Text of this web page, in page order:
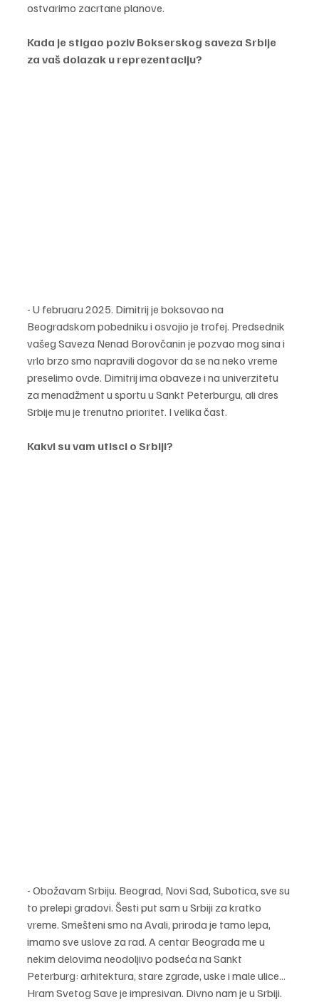
ostvarimo zacrtane planove.
Kada je stigao poziv Bokserskog saveza Srbije
za vaš dolazak u reprezentaciju?
- U februaru 2025. Dimitrij je boksovao na
Beogradskom pobedniku i osvojio je trofej. Predsednik
vašeg Saveza Nenad Borovčanin je pozvao mog sina i
vrlo brzo smo napravili dogovor da se na neko vreme
preselimo ovde. Dimitrij ima obaveze i na univerzitetu
za menadžment u sportu u Sankt Peterburgu, ali dres
Srbije mu je trenutno prioritet. I velika čast.
Kakvi su vam utisci o Srbiji?
- Obožavam Srbiju. Beograd, Novi Sad, Subotica, sve su
to prelepi gradovi. Šesti put sam u Srbiji za kratko
vreme. Smešteni smo na Avali, priroda je tamo lepa,
imamo sve uslove za rad. A centar Beograda me u
nekim delovima neodoljivo podseća na Sankt
Peterburg: arhitektura, stare zgrade, uske i male ulice...
Hram Svetog Save je impresivan. Divno nam je u Srbiji.